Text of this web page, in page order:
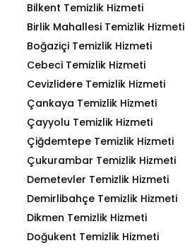
Bilkent Temizlik Hizmeti
Birlik Mahallesi Temizlik Hizmeti
Boğaziçi Temizlik Hizmeti
Cebeci Temizlik Hizmeti
Cevizlidere Temizlik Hizmeti
Çankaya Temizlik Hizmeti
Çayyolu Temizlik Hizmeti
Çiğdemtepe Temizlik Hizmeti
Çukurambar Temizlik Hizmeti
Demetevler Temizlik Hizmeti
Demirlibahçe Temizlik Hizmeti
Dikmen Temizlik Hizmeti
Doğukent Temizlik Hizmeti